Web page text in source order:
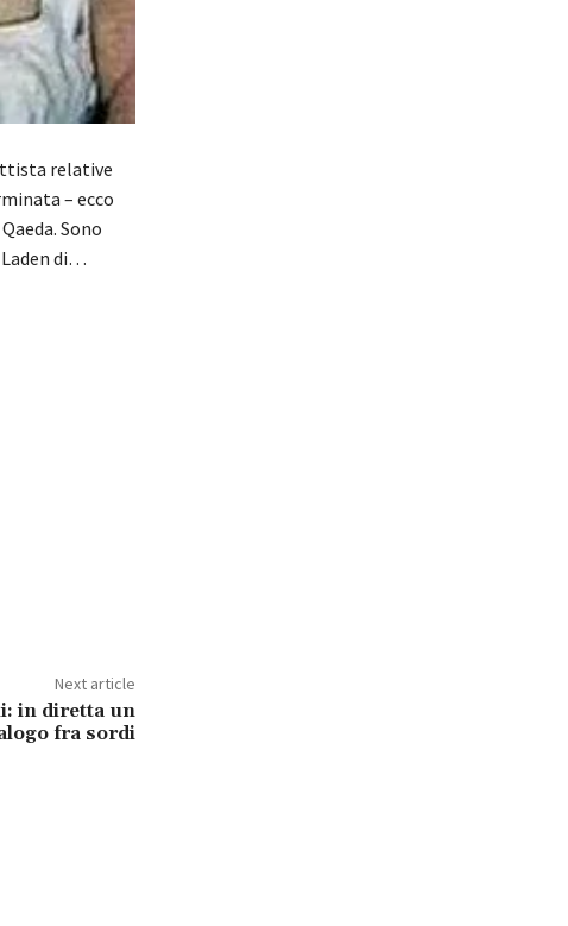
relative
– ecco
Sono
di…
Next article
in diretta un
fra sordi